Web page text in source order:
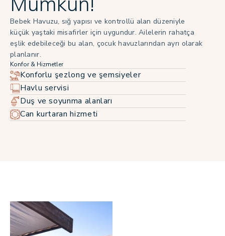
Bebek Havuzu, sığ yapısı ve kontrollü alan düzeniyle
küçük yaştaki misafirler için uygundur. Ailelerin rahatça
eşlik edebileceği bu alan, çocuk havuzlarından ayrı olarak
planlanır.
Konfor & Hizmetler
Konforlu şezlong ve şemsiyeler
Havlu servisi
Duş ve soyunma alanları
Can kurtaran hizmeti